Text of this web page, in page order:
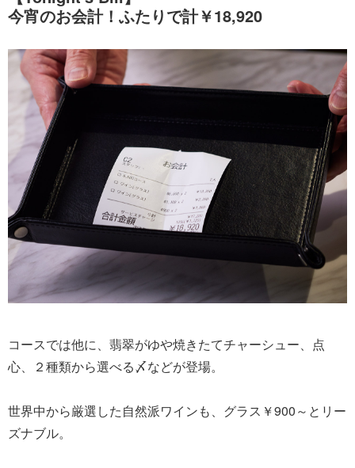
今宵のお会計！ふたりで計￥18,920
コースでは他に、翡翠がゆや焼きたてチャーシュー、点
心、２種類から選べる〆などが登場。
世界中から厳選した自然派ワインも、グラス￥900～とリー
ズナブル。